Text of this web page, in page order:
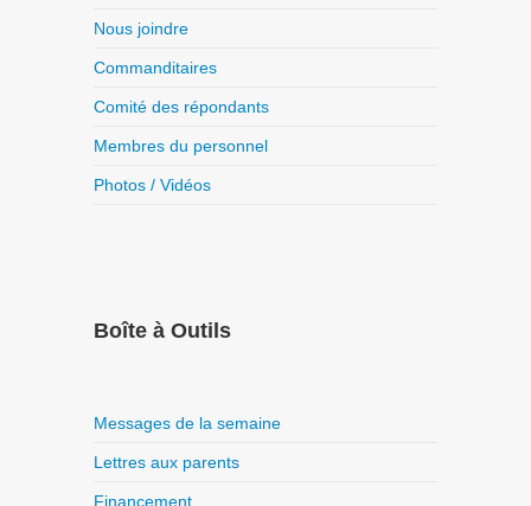
Nous joindre
Commanditaires
Comité des répondants
Membres du personnel
Photos / Vidéos
Boîte à Outils
Messages de la semaine
Lettres aux parents
Financement